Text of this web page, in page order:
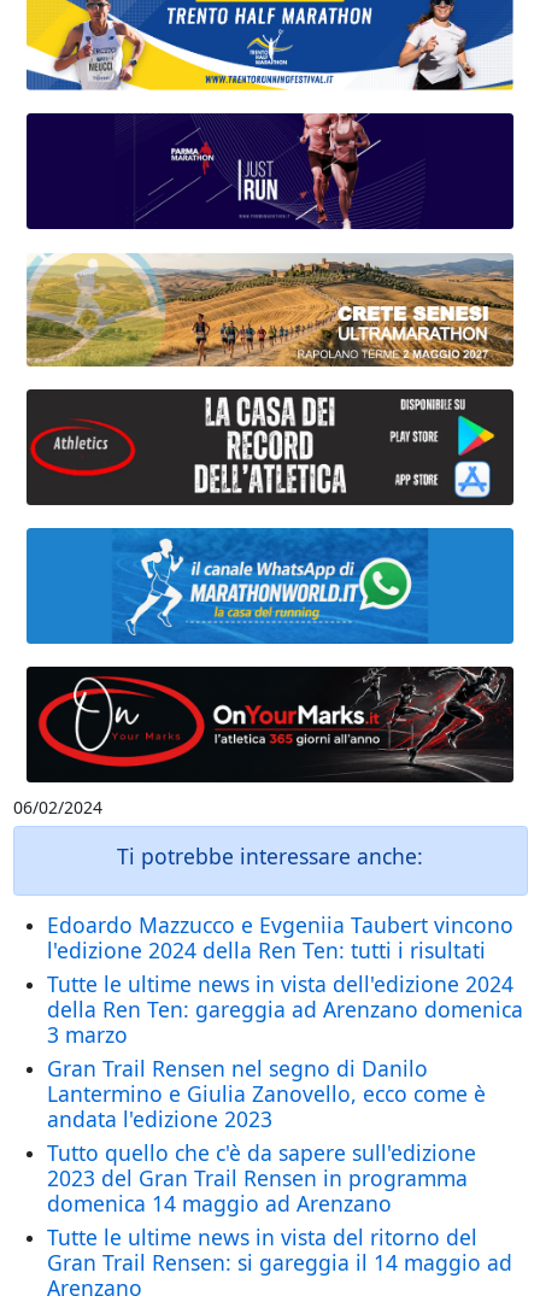
06/02/2024
Ti potrebbe interessare anche:
Edoardo Mazzucco e Evgeniia Taubert vincono
l'edizione 2024 della Ren Ten: tutti i risultati
Tutte le ultime news in vista dell'edizione 2024
della Ren Ten: gareggia ad Arenzano domenica
3 marzo
Gran Trail Rensen nel segno di Danilo
Lantermino e Giulia Zanovello, ecco come è
andata l'edizione 2023
Tutto quello che c'è da sapere sull'edizione
2023 del Gran Trail Rensen in programma
domenica 14 maggio ad Arenzano
Tutte le ultime news in vista del ritorno del
Gran Trail Rensen: si gareggia il 14 maggio ad
Arenzano